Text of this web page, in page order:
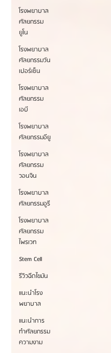
โรงพยาบาล
ศัลยกรรม
ยูโน
โรงพยาบาล
ศัลยกรรมวัน
เปอร์เซ็น
โรงพยาบาล
ศัลยกรรม
เอบี
โรงพยาบาล
ศัลยกรรมอียู
โรงพยาบาล
ศัลยกรรม
วอนจิน
โรงพยาบาล
ศัลยกรรมอูรี
โรงพยาบาล
ศัลยกรรม
ไพรเวท
Stem Cell
รีวิวฉีดไขมัน
แนะนำโรง
พยาบาล
แนะนำการ
ทำศัลยกรรม
ความงาม